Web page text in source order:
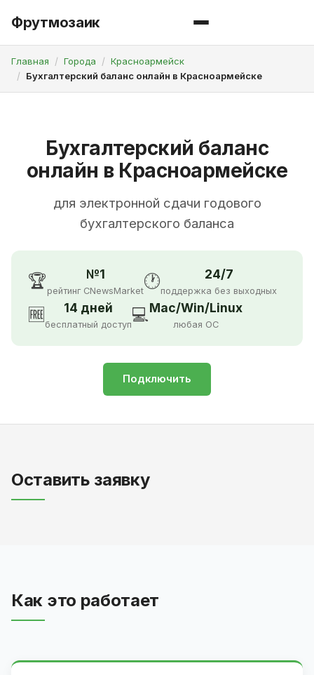
Фрутмозаик
Главная Города
Красноармейск
Бухгалтерский баланс онлайн в Красноармейске
Бухгалтерский баланс
онлайн в Красноармейске
для электронной сдачи годового
бухгалтерского баланса
🏆 №1
рейтинг CNewsMarket🕐 24/7
поддержка без выходных
🆓 14 дней
бесплатный доступ💻Mac/Win/Linux
любая ОС
Подключить
Оставить заявку
Как это работает